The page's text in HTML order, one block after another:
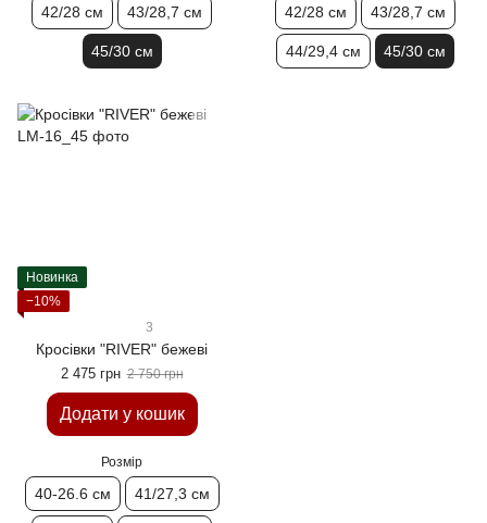
42/28 см 43/28,7 см
45/30 см
42/28 см 43/28,7 см
44/29,4 см 45/30 см
Новинка
−10%
3
Кросівки "RIVER" бежеві
2 475 грн 2 750 грн
Додати у кошик
Розмір
40-26.6 см 41/27,3 см